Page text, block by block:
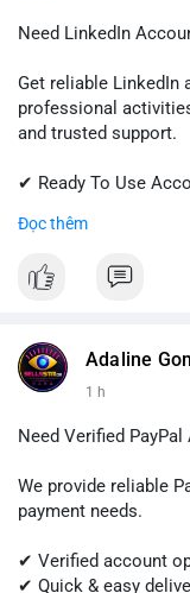
#sellssmm
Need LinkedIn
Get reliable
professional
and trusted support.
✔ Ready To Use
✔ Professional
📱 WhatsApp: +1
#linkedin
#digitalsolutions
Đọc thêm
Adaline
1 h
Need Verified
We provide reliable
payment needs.
✔ Verified account
✔ Quick & easy